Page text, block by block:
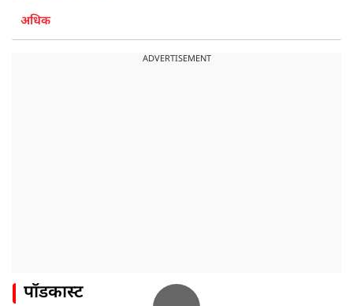
अधिक
ADVERTISEMENT
पॉडकास्ट